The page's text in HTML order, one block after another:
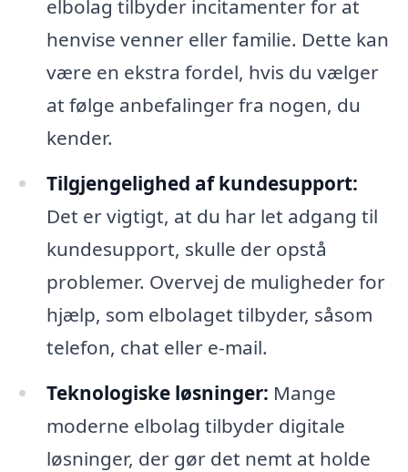
elbolag tilbyder incitamenter for at
henvise venner eller familie. Dette kan
være en ekstra fordel, hvis du vælger
at følge anbefalinger fra nogen, du
kender.
Tilgjengelighed af kundesupport:
Det er vigtigt, at du har let adgang til
kundesupport, skulle der opstå
problemer. Overvej de muligheder for
hjælp, som elbolaget tilbyder, såsom
telefon, chat eller e-mail.
Teknologiske løsninger: Mange
moderne elbolag tilbyder digitale
løsninger, der gør det nemt at holde